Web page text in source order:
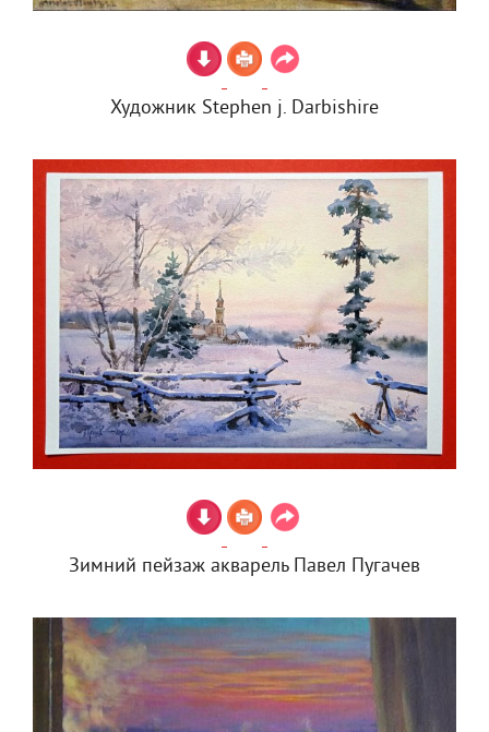
Художник Stephen j. Darbishire
Зимний пейзаж акварель Павел Пугачев